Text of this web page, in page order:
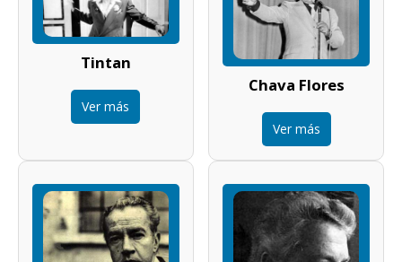
Tintan
Ver más
Chava Flores
Ver más